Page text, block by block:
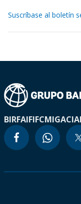
Suscríbase al boletín
BIRFAIFIFCMIGA